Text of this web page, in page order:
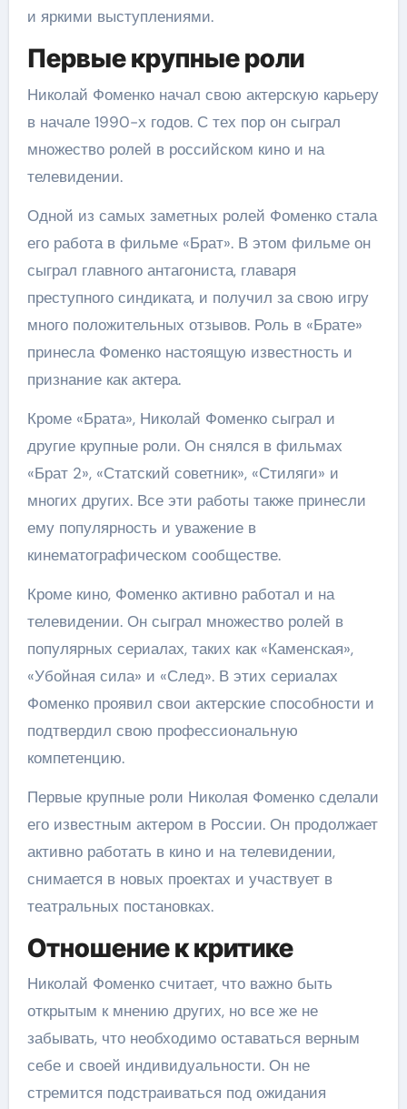
и яркими выступлениями.
Первые крупные роли
Николай Фоменко начал свою актерскую карьеру
в начале 1990-х годов. С тех пор он сыграл
множество ролей в российском кино и на
телевидении.
Одной из самых заметных ролей Фоменко стала
его работа в фильме «Брат». В этом фильме он
сыграл главного антагониста, главаря
преступного синдиката, и получил за свою игру
много положительных отзывов. Роль в «Брате»
принесла Фоменко настоящую известность и
признание как актера.
Кроме «Брата», Николай Фоменко сыграл и
другие крупные роли. Он снялся в фильмах
«Брат 2», «Статский советник», «Стиляги» и
многих других. Все эти работы также принесли
ему популярность и уважение в
кинематографическом сообществе.
Кроме кино, Фоменко активно работал и на
телевидении. Он сыграл множество ролей в
популярных сериалах, таких как «Каменская»,
«Убойная сила» и «След». В этих сериалах
Фоменко проявил свои актерские способности и
подтвердил свою профессиональную
компетенцию.
Первые крупные роли Николая Фоменко сделали
его известным актером в России. Он продолжает
активно работать в кино и на телевидении,
снимается в новых проектах и участвует в
театральных постановках.
Отношение к критике
Николай Фоменко считает, что важно быть
открытым к мнению других, но все же не
забывать, что необходимо оставаться верным
себе и своей индивидуальности. Он не
стремится подстраиваться под ожидания